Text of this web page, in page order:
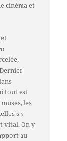
cinéma et
tout est
les
s'y
vital. On y
au